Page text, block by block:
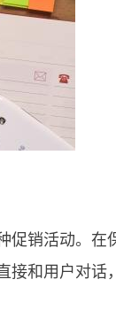
销活动。在
和用户对话